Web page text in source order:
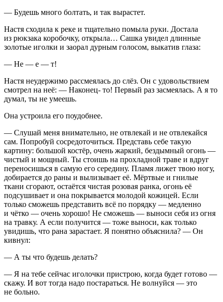
— Будешь много болтать, и так вырастет.
Настя сходила к реке и тщательно помыла руки. Достала
из рюкзака коробочку, открыла… Сашка увидел длинные
золотые иголки и заорал дурным голосом, выкатив глаза:
— Не — е — т!
Настя неудержимо рассмеялась до слёз. Он с удовольствием
смотрел на неё: — Наконец- то! Первый раз засмеялась. А я то
думал, ты не умеешь.
Она устроила его поудобнее.
— Слушай меня внимательно, не отвлекай и не отвлекайся
сам. Попробуй сосредоточиться. Представь себе такую
картину: большой костёр, очень жаркий, бездымный огонь —
чистый и мощный. Ты стоишь на прохладной траве и вдруг
переносишься в самую его середину. Пламя лижет твою ногу,
добирается до раны и вылизывает её. Мёртвые и гнилые
ткани сгорают, остаётся чистая розовая ранка, огонь её
подсушивает и она покрывается молодой кожицей. Если
только сможешь представить всё по порядку — медленно
и чётко — очень хорошо! Не сможешь — выноси себя из огня
на травку. А если получится — тоже выноси, как только
увидишь, что рана зарастает. Я понятно объяснила? — Он
кивнул:
— А ты что будешь делать?
— Я на тебе сейчас иголочки пристрою, когда будет готово —
скажу. И вот тогда надо постараться. Не волнуйся — это
не больно.